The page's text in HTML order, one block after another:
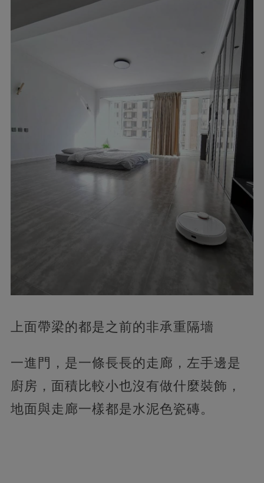
上面帶梁的都是之前的非承重隔墻
一進門，是一條長長的走廊，左手邊是
廚房，面積比較小也沒有做什麼裝飾，
地面與走廊一樣都是水泥色瓷磚。